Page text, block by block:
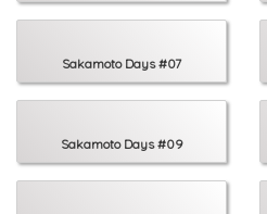
Sakamoto Days #07
Sakamoto Days #09